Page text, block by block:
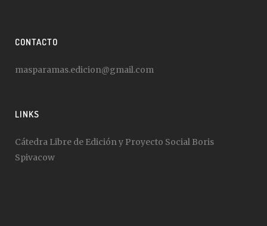
CONTACTO
masparamas.edicion@gmail.com
LINKS
Cátedra Libre de Edición y Proyecto Social Boris
Spivacow